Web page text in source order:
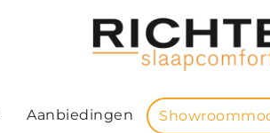
Aanbiedingen